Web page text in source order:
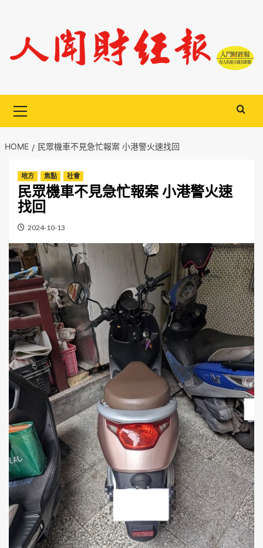
content
Menu
HOME 民眾機車不見急忙報案 小港警火速找回
地方 焦點 社會
民眾機車不見急忙報案 小港警火速
找回
2024-10-13